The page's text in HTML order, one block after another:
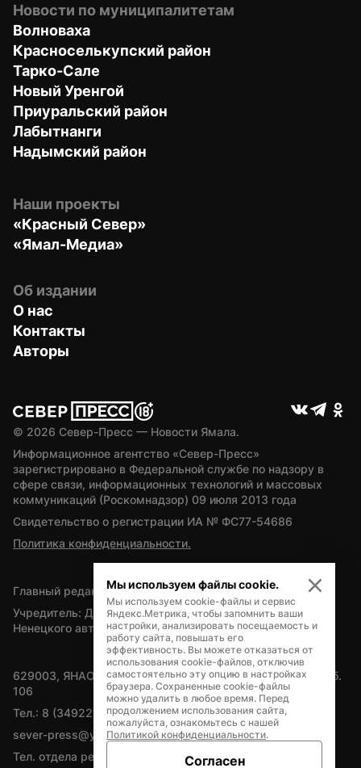
Новости по муниципалитетам
Волноваха
Красноселькупский район
Тарко-Сале
Новый Уренгой
Приуральский район
Лабытнанги
Надымский район
Наши проекты
«Красный Север»
«Ямал-Медиа»
Об издании
О нас
Контакты
Авторы
© 2026 Север-Пресс — Новости Ямала.
Информационное агентство «Север-Пресс»
зарегистрировано в Федеральной службе по надзору в
сфере связи, информационных технологий и массовых
коммуникаций (Роскомнадзор) 09 июля 2013 года
Свидетельство о регистрации ИА № ФС77-54686
Политика конфиденциальности.
Главный редактор — А.Л. Поздеев
Учредитель: Департамент внутренней политики Ямало-
Ненецкого автономного округа
629003, ЯНАО, Салехард, мкр. Богдана Кнунянца, д.1, каб.
106
Тел.: 8 (34922) 71262
sever-press@yamal-media.ru
Тел. отдела рекламы: 8 (34922) 42728
Мы используем файлы cookie.
Мы используем cookie-файлы и сервис
Яндекс.Метрика, чтобы запомнить ваши
настройки, анализировать посещаемость и
работу сайта, повышать его
эффективность. Вы можете отказаться от
использования cookie-файлов, отключив
самостоятельно эту опцию в настройках
браузера. Сохраненные cookie-файлы
можно удалить в любое время. Перед
продолжением использования сайта,
пожалуйста, ознакомьтесь с нашей
Политикой конфиденциальности.
Согласен